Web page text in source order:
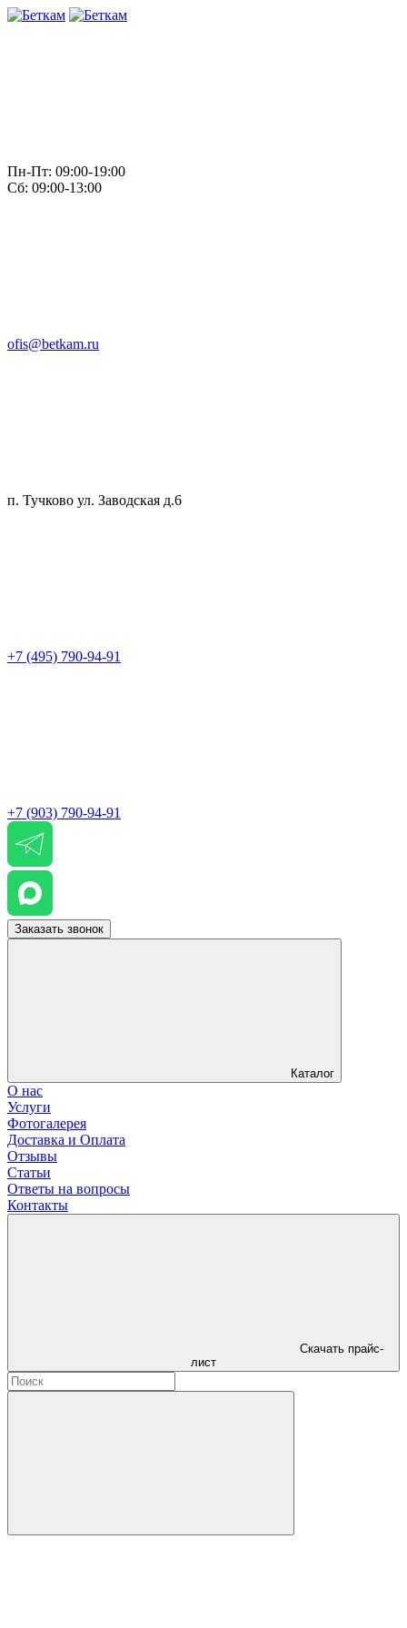
Пн-Пт: 09:00-19:00
Сб: 09:00-13:00
ofis@betkam.ru
п. Тучково ул. Заводская д.6
+7 (495) 790-94-91
+7 (903) 790-94-91
Заказать звонок
Каталог
О нас
Услуги
Фотогалерея
Доставка и Оплата
Отзывы
Статьи
Ответы на вопросы
Контакты
Скачать прайс-
лист